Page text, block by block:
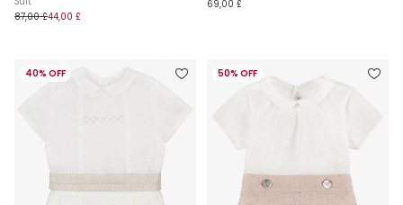
87,00 £44,00 £
69,00 £
40% OFF 50% OFF